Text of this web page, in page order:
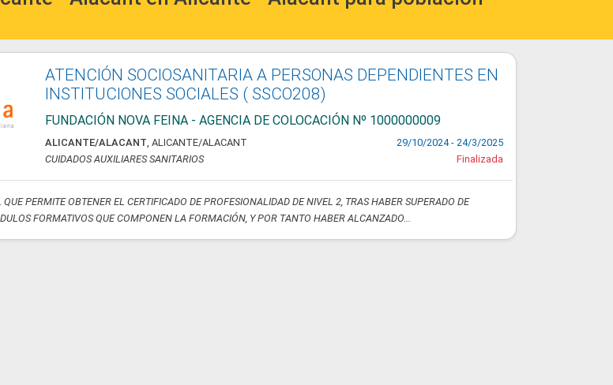
ATENCIÓN SOCIOSANITARIA A PERSONAS DEPENDIENTES EN
INSTITUCIONES SOCIALES ( SSCO208)
FUNDACIÓN NOVA FEINA - AGENCIA DE COLOCACIÓN Nº 1000000009
ALICANTE/ALACANT,ALICANTE/ALACANT
29/10/2024 - 24/3/2025
CUIDADOS AUXILIARES SANITARIOS
Finalizada
PERMITE OBTENER EL CERTIFICADO DE PROFESIONALIDAD DE NIVEL 2, TRAS HABER SUPERADO DE
FORMATIVOS QUE COMPONEN LA FORMACIÓN, Y POR TANTO HABER ALCANZADO...